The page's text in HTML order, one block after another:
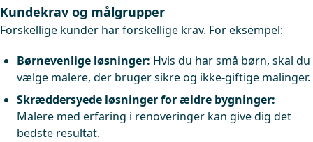
Kundekrav og målgrupper
Forskellige kunder har forskellige krav. For eksempel:
Børnevenlige løsninger: Hvis du har små børn, skal du
vælge malere, der bruger sikre og ikke-giftige malinger.
Skræddersyede løsninger for ældre bygninger:
Malere med erfaring i renoveringer kan give dig det
bedste resultat.